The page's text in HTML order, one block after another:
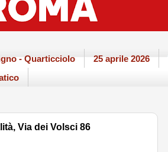
- Quarticciolo 25 aprile 2026
Via dei Volsci 86